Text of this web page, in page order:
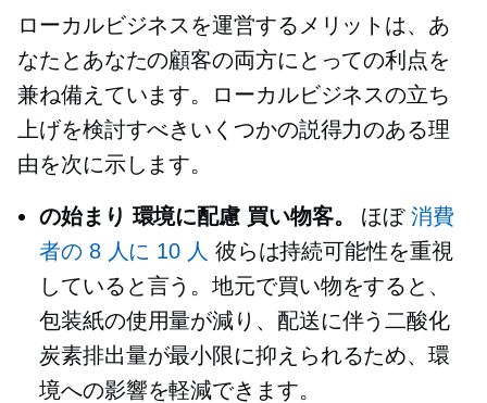
ローカルビジネスを運営するメリットは、あ
なたとあなたの顧客の両方にとっての利点を
兼ね備えています。ローカルビジネスの立ち
上げを検討すべきいくつかの説得力のある理
由を次に示します。
の始まり 環境に配慮 買い物客。 ほぼ消費
者の 8 人に 10 人 彼らは持続可能性を重視
していると言う。地元で買い物をすると、
包装紙の使用量が減り、配送に伴う二酸化
炭素排出量が最小限に抑えられるため、環
境への影響を軽減できます。